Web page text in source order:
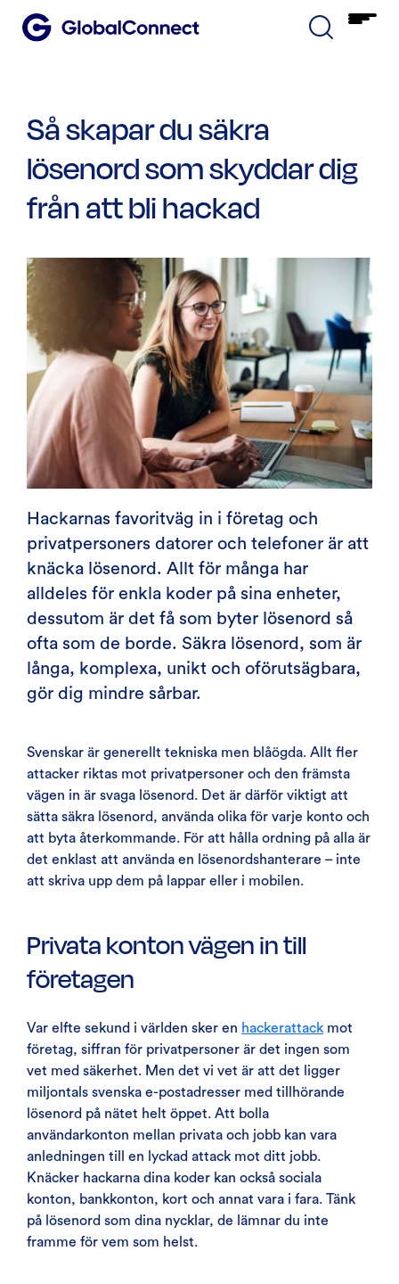
Så skapar du säkra
lösenord som skyddar dig
från att bli hackad
Hackarnas favoritväg in i företag och
privatpersoners datorer och telefoner är att
knäcka lösenord. Allt för många har
alldeles för enkla koder på sina enheter,
dessutom är det få som byter lösenord så
ofta som de borde. Säkra lösenord, som är
långa, komplexa, unikt och oförutsägbara,
gör dig mindre sårbar.
Svenskar är generellt tekniska men blåögda. Allt fler
attacker riktas mot privatpersoner och den främsta
vägen in är svaga lösenord. Det är därför viktigt att
sätta säkra lösenord, använda olika för varje konto och
att byta återkommande. För att hålla ordning på alla är
det enklast att använda en lösenordshanterare – inte
att skriva upp dem på lappar eller i mobilen.
Privata konton vägen in till
företagen
Var elfte sekund i världen sker en hackerattack mot
företag, siffran för privatpersoner är det ingen som
vet med säkerhet. Men det vi vet är att det ligger
miljontals svenska e-postadresser med tillhörande
lösenord på nätet helt öppet. Att bolla
användarkonton mellan privata och jobb kan vara
anledningen till en lyckad attack mot ditt jobb.
Knäcker hackarna dina koder kan också sociala
konton, bankkonton, kort och annat vara i fara. Tänk
på lösenord som dina nycklar, de lämnar du inte
framme för vem som helst.